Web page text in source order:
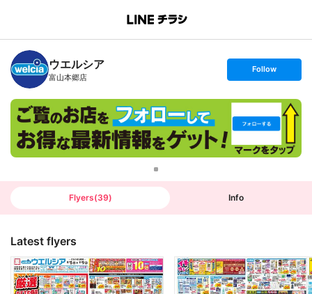
B
n
c
h
T
ウエルシア
富山本郷店
s
t
o
l
o
w
Follow
Flyers(39) Info
Latest flyers